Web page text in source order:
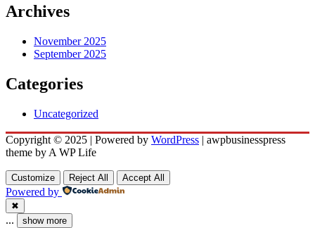
Archives
November 2025
September 2025
Categories
Uncategorized
Copyright © 2025 | Powered by WordPress | awpbusinesspress
theme by A WP Life
Customize Reject All Accept All
Powered by
✖
... show more